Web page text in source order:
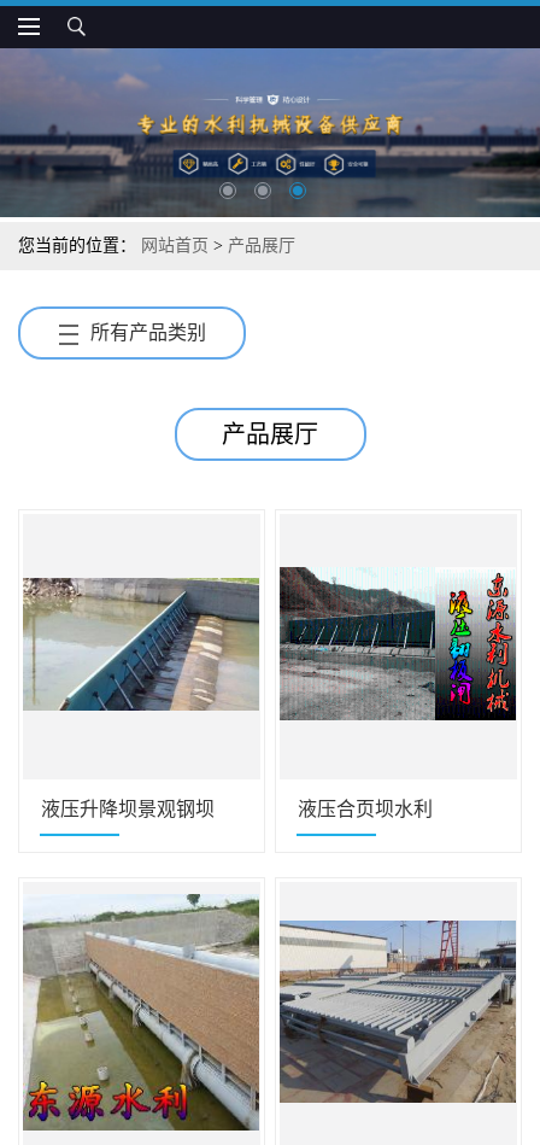
您当前的位置： 网站首页 > 产品展厅
所有产品类别
产品展厅
液压升降坝景观钢坝 液压合页坝水利